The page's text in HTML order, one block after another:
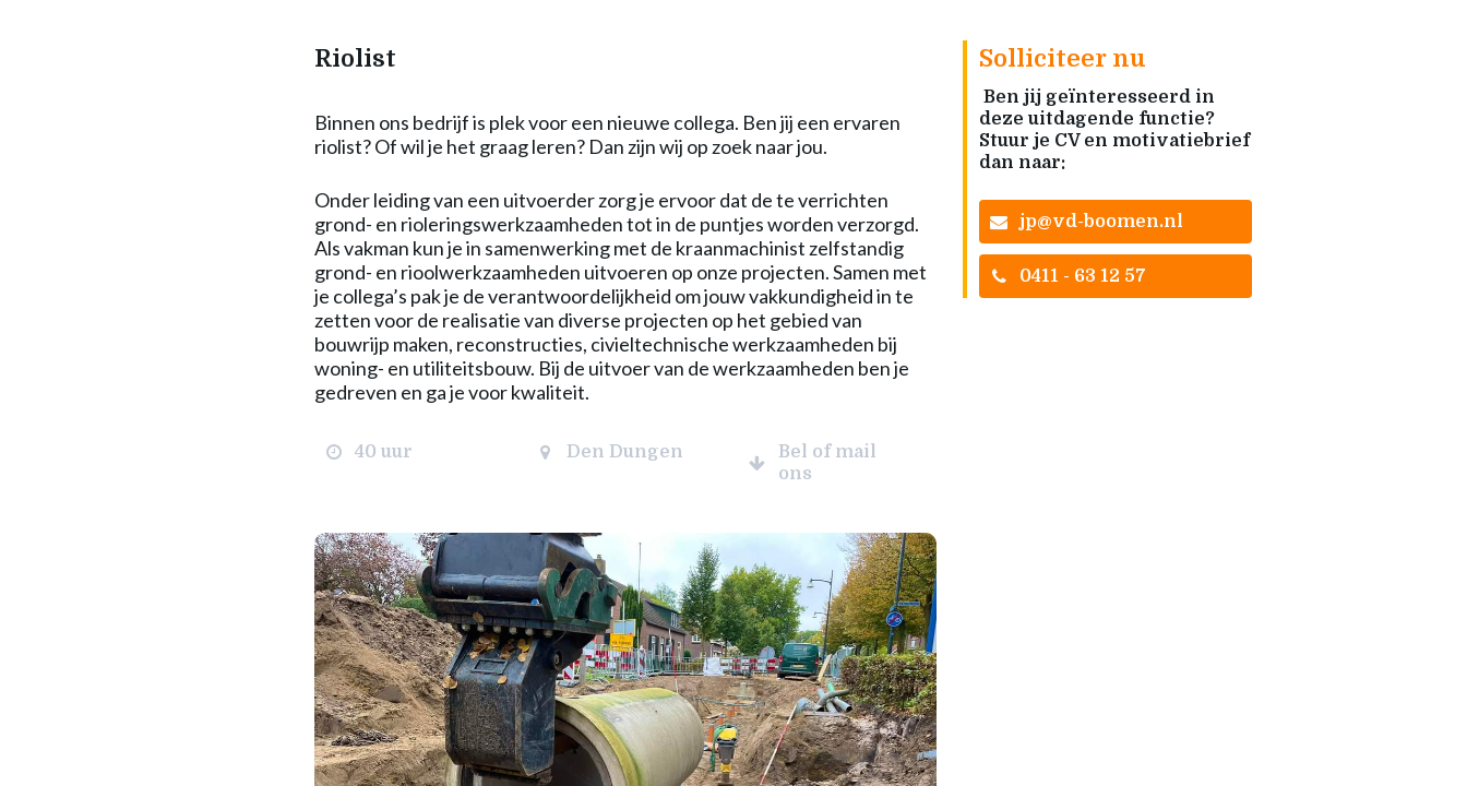
Riolist
Binnen ons bedrijf is plek voor een nieuwe collega. Ben jij een ervaren
riolist? Of wil je het graag leren? Dan zijn wij op zoek naar jou.
Onder leiding van een uitvoerder zorg je ervoor dat de te verrichten
grond- en rioleringswerkzaamheden tot in de puntjes worden verzorgd.
Als vakman kun je in samenwerking met de kraanmachinist zelfstandig
grond- en rioolwerkzaamheden uitvoeren op onze projecten. Samen met
je collega’s pak je de verantwoordelijkheid om jouw vakkundigheid in te
zetten voor de realisatie van diverse projecten op het gebied van
bouwrijp maken, reconstructies, civieltechnische werkzaamheden bij
woning- en utiliteitsbouw. Bij de uitvoer van de werkzaamheden ben je
gedreven en ga je voor kwaliteit.
40 uur Den Dungen
Bel of mail
ons
Solliciteer nu
Ben jij geïnteresseerd in
deze uitdagende functie?
Stuur je CV en motivatiebrief
dan naar:
jp@vd-boomen.nl
0411 - 63 12 57